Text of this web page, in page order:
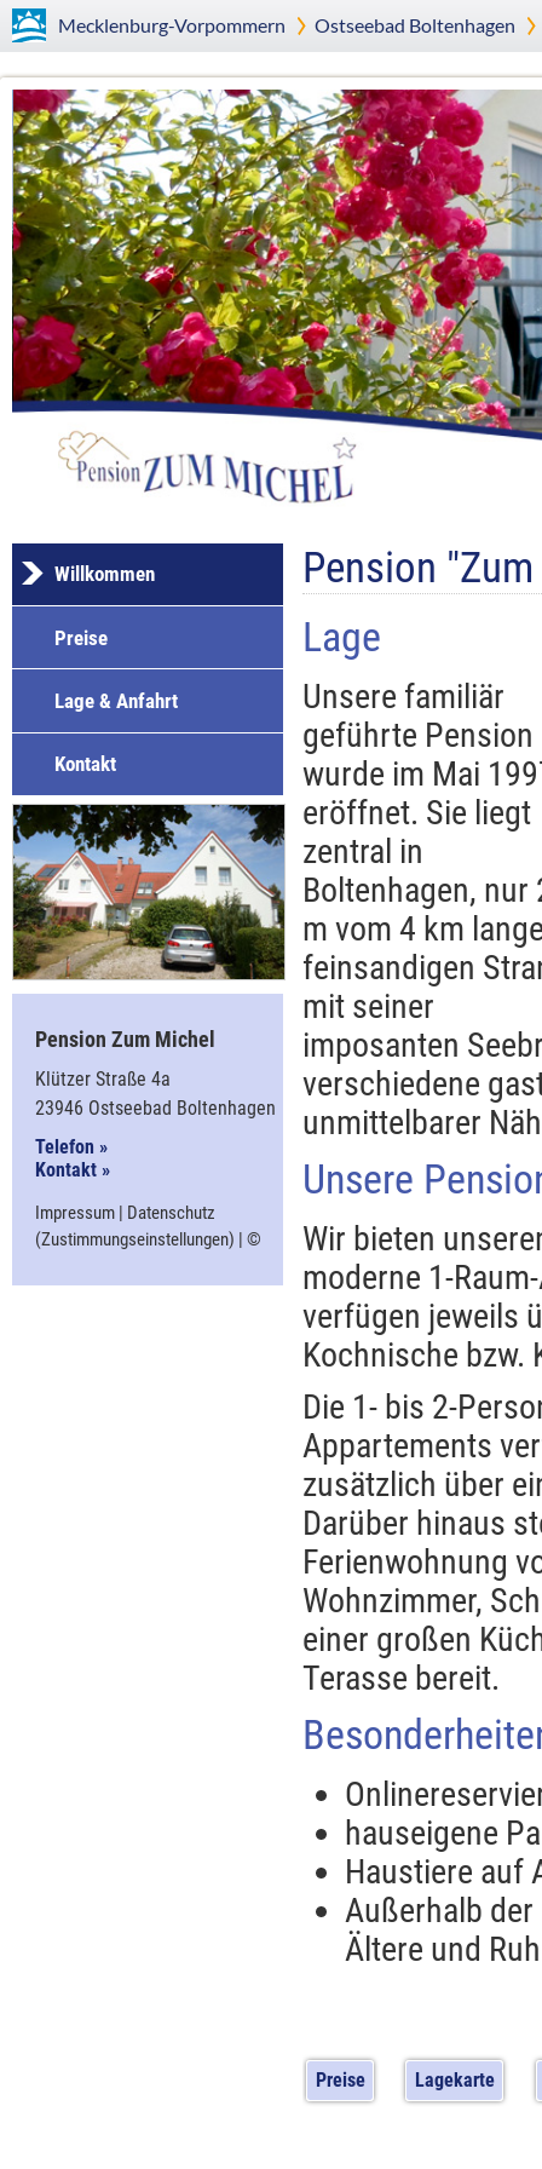
Mecklenburg-Vorpommern Ostseebad Boltenhagen
Pension
Lage
Unsere familiär
geführte Pension
wurde im Mai
eröffnet. Sie liegt
zentral in
Boltenhagen, nur
m vom 4 km
feinsandigen
mit seiner
imposanten
verschiedene
unmittelbarer
Unsere
Wir bieten
moderne 1-
verfügen jeweils
Kochnische bzw.
Die 1- bis 2-
Appartements
zusätzlich über
Darüber hinaus
Ferienwohnung
Wohnzimmer,
einer großen
Terasse bereit.
hauseigene
Haustiere auf
Außerhalb
Ältere und
Preise Lagekarte
Willkommen
Preise
Lage & Anfahrt
Kontakt
Pension Zum Michel
Klützer Straße 4a
23946 Ostseebad Boltenhagen
Telefon »
Kontakt »
Impressum | Datenschutz
(Zustimmungseinstellungen) |©